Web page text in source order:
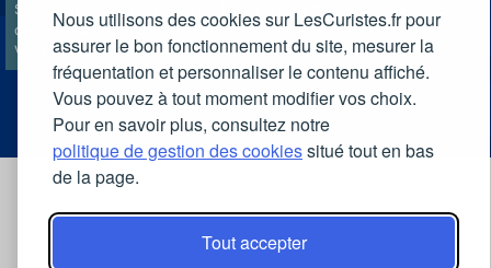
Nous utilisons des cookies sur LesCuristes.fr pour
assurer le bon fonctionnement du site, mesurer la
fréquentation et personnaliser le contenu affiché.
Vous pouvez à tout moment modifier vos choix.
Pour en savoir plus, consultez notre
politique de gestion des cookiessitué tout en bas
de la page.
Tout accepter
Spécifications et Politiques du Transparency & Consent Framework
de l'IAB Europe et utilise la Consent Management Platform n°92.
Vous pouvez modifier vos choix à tout moment encliquant ici.